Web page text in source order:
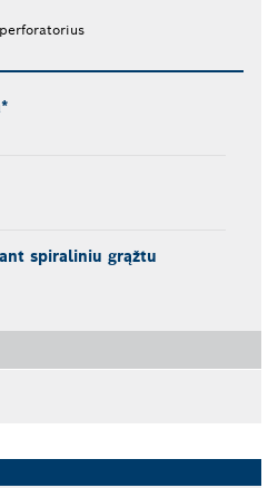
spiraliniu grąžtu